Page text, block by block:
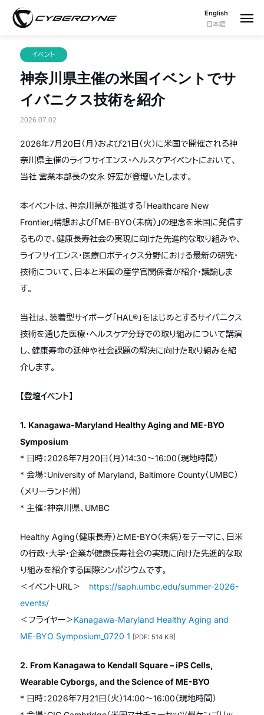
English
日本語
イベント
神奈川県主催の米国イベントでサ
イバニクス技術を紹介
2026.07.02
2026年7月20日（月）および21日（火）に米国で開催される神
奈川県主催のライフサイエンス・ヘルスケアイベントにおいて、
当社 営業本部長の安永 好宏が登壇いたします。
本イベントは、神奈川県が推進する「Healthcare New
Frontier」構想および「ME-BYO（未病）」の理念を米国に発信す
るもので、健康長寿社会の実現に向けた先進的な取り組みや、
ライフサイエンス・医療ロボティクス分野における最新の研究・
技術について、日本と米国の産学官関係者が紹介・議論しま
す。
当社は、装着型サイボーグ「HAL®」をはじめとするサイバニクス
技術を通じた医療・ヘルスケア分野での取り組みについて講演
し、健康寿命の延伸や社会課題の解決に向けた取り組みを紹
介します。
【登壇イベント】
1．Kanagawa-Maryland Healthy Aging and ME-BYO
Symposium
* 日時：2026年7月20日（月）14:30～16:00（現地時間）
* 会場：University of Maryland, Baltimore County（UMBC）
（メリーランド州）
* 主催：神奈川県、UMBC
Healthy Aging（健康長寿）とME-BYO（未病）をテーマに、日米
の行政・大学・企業が健康長寿社会の実現に向けた先進的な取
り組みを紹介する国際シンポジウムです。
＜イベントURL＞ https://saph.umbc.edu/summer-2026-
events/
＜フライヤー＞Kanagawa-Maryland Healthy Aging and
ME-BYO Symposium_0720 1 [PDF: 514 KB]
2．From Kanagawa to Kendall Square – iPS Cells,
Wearable Cyborgs, and the Science of ME-BYO
* 日時：2026年7月21日（火）14:00～16:00（現地時間）